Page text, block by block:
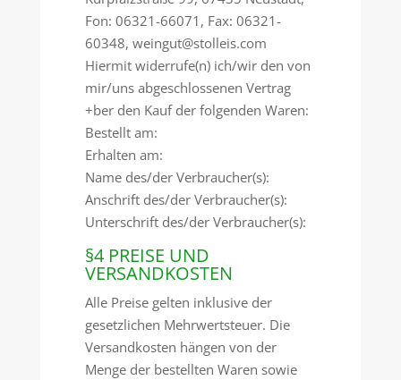
Fon: 06321-66071, Fax: 06321-
60348, weingut@stolleis.com
Hiermit widerrufe(n) ich/wir den von
mir/uns abgeschlossenen Vertrag
+ber den Kauf der folgenden Waren:
Bestellt am:
Erhalten am:
Name des/der Verbraucher(s):
Anschrift des/der Verbraucher(s):
Unterschrift des/der Verbraucher(s):
§4 PREISE UND
VERSANDKOSTEN
Alle Preise gelten inklusive der
gesetzlichen Mehrwertsteuer. Die
Versandkosten hängen von der
Menge der bestellten Waren sowie